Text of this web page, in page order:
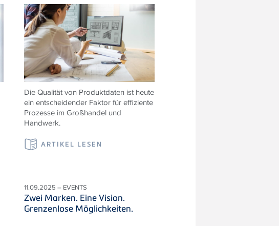
Die Qualität von Produktdaten ist heute
ein entscheidender Faktor für effiziente
Prozesse im Großhandel und
Handwerk.
ARTIKEL LESEN
11.09.2025 – EVENTS
Zwei Marken. Eine Vision.
Grenzenlose Möglichkeiten.